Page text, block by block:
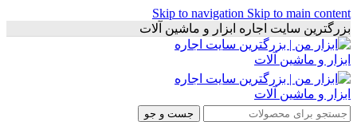
Skip to navigation Skip to main content
بزرگترین سایت اجاره ابزار و ماشین آلات
جست و جو